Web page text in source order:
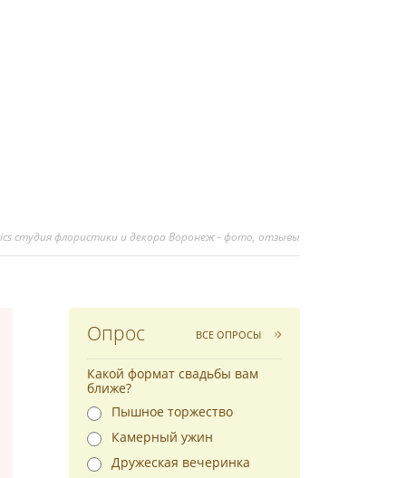
студия флористики и декора Воронеж - фото, отзывы
Опрос ВСЕ ОПРОСЫ
Какой формат свадьбы вам
ближе?
Пышное торжество
Камерный ужин
Дружеская вечеринка